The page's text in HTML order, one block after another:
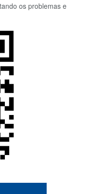
os problemas e